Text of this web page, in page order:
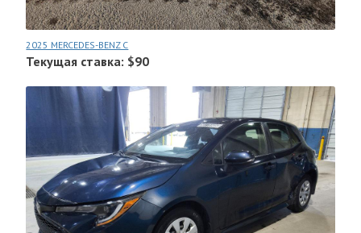
2025 MERCEDES-BENZ C
Текущая ставка: $90